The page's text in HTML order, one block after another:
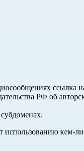
ссылка
РФ об
использованию кем-